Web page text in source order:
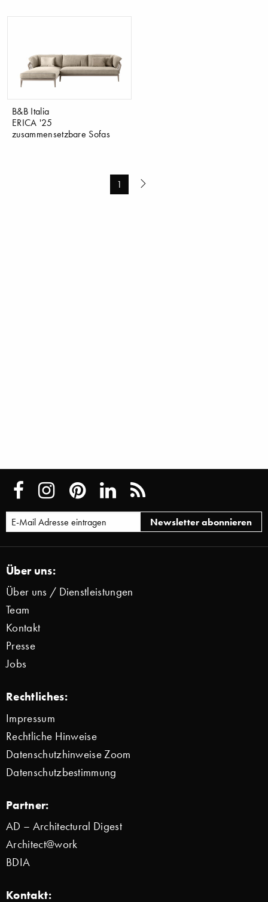
B&B Italia
ERICA '25
zusammensetzbare Sofas
1
Über uns:
Über uns / Dienstleistungen
Team
Kontakt
Presse
Jobs
Rechtliches:
Impressum
Rechtliche Hinweise
Datenschutzhinweise Zoom
Datenschutzbestimmung
Partner:
AD – Architectural Digest
Architect@work
BDIA
Kontakt: